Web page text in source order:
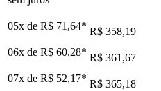
05x de R$ 71,64* R$ 358,19
06x de R$ 60,28* R$ 361,67
07x de R$ 52,17* R$ 365,18